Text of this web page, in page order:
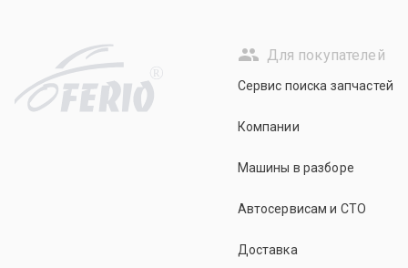
R
Для покупателей
Сервис поиска запчастей
Компании
Машины в разборе
Автосервисам и СТО
Доставка